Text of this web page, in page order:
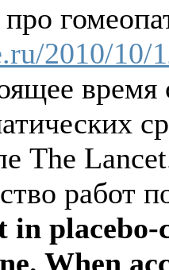
про
2010/10/
The
работ
in
When